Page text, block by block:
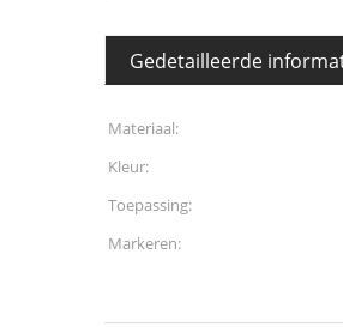
Gedetailleerde
Materiaal:
Kleur:
Toepassing:
Markeren: